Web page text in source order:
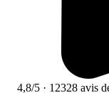
4,8/5 · 12328 avis